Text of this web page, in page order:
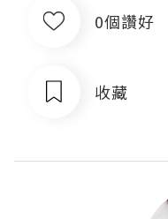
0個讚好
收藏